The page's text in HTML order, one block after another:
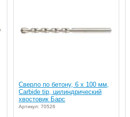
Сверло по бетону, 6 х 100 мм,
Carbide tip, цилиндрический
хвостовик Барс
Артикул: 70526